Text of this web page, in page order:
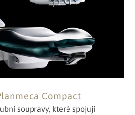
Compact
soupravy, které spojují